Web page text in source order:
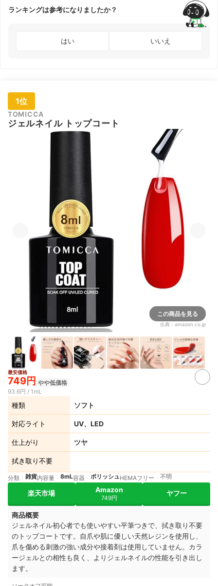
ランキングは参考になりましたか？
はい いいえ
1位
TOMICCA
ジェルネイル トップコート
この商品を見る
出典： amazon.co.jp
最安価格
749円 やや低価格
93.6円 / 1mL
種類 ソフト
対応ライト UV、LED
仕上がり ツヤ
拭き取り不要
分類 雑貨内容量 8mL容器 ポリッシュ HEMAフリー 不明
楽天市場 Amazon
749円
ヤフー
商品概要
ジェルネイル初心者でも使いやすい平筆つきで、拭き取り不要
のトップコートです。自爪や肌に優しい天然レジンを使用し、
爪を傷める刺激の強い成分や接着剤は使用していません。カラ
ージェルとの相性も良く、よりジェルネイルの性能を引き出し
ます。